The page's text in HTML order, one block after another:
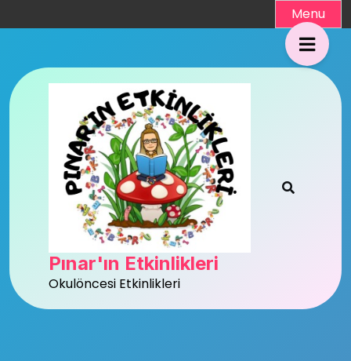
to
Menu
Pınar'ın Etkinlikleri
Okulöncesi Etkinlikleri